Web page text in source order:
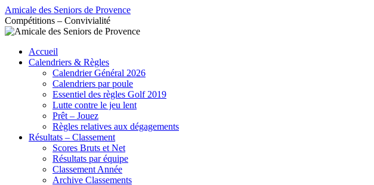
Aller
au
contenu
Amicale des Seniors de Provence
Compétitions – Convivialité
Accueil
Calendriers & Règles
Calendrier Général 2026
Calendriers par poule
Essentiel des règles Golf 2019
Lutte contre le jeu lent
Prêt – Jouez
Règles relatives aux dégagements
Résultats – Classement
Scores Bruts et Net
Résultats par équipe
Classement Année
Archive Classements